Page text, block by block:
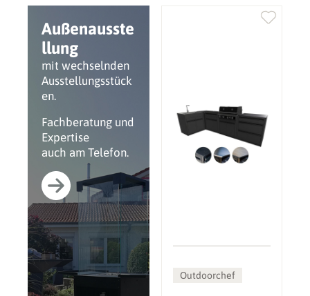
Außenausste
llung
mit wechselnden
Ausstellungsstück
en.
Fachberatung und
Expertise
auch am Telefon.
Outdoorchef